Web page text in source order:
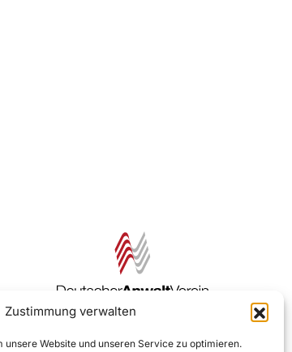
Zustimmung verwalten
unsere Website und unseren Service zu optimieren.
Zur DAV Webseite